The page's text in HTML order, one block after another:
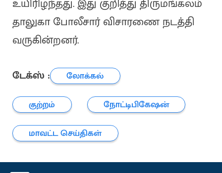
உயிரிழந்தது. இது குறித்து திருமங்கலம்
தாலுகா போலீசார் விசாரணை நடத்தி
வருகின்றனர்.
டேக்ஸ் :
லோக்கல்
குற்றம்
நோட்டிபிகேஷன்
மாவட்ட செய்திகள்